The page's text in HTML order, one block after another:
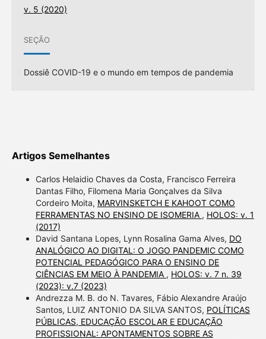
v. 5 (2020)
SEÇÃO
Dossiê COVID-19 e o mundo em tempos de pandemia
Artigos Semelhantes
Carlos Helaidio Chaves da Costa, Francisco Ferreira
Dantas Filho, Filomena Maria Gonçalves da Silva
Cordeiro Moita, MARVINSKETCH E KAHOOT COMO
FERRAMENTAS NO ENSINO DE ISOMERIA , HOLOS: v. 1
(2017)
David Santana Lopes, Lynn Rosalina Gama Alves, DO
ANALÓGICO AO DIGITAL: O JOGO PANDEMIC COMO
POTENCIAL PEDAGÓGICO PARA O ENSINO DE
CIÊNCIAS EM MEIO À PANDEMIA , HOLOS: v. 7 n. 39
(2023): v.7 (2023)
Andrezza M. B. do N. Tavares, Fábio Alexandre Araújo
Santos, LUIZ ANTONIO DA SILVA SANTOS, POLÍTICAS
PÚBLICAS, EDUCAÇÃO ESCOLAR E EDUCAÇÃO
PROFISSIONAL: APONTAMENTOS SOBRE AS